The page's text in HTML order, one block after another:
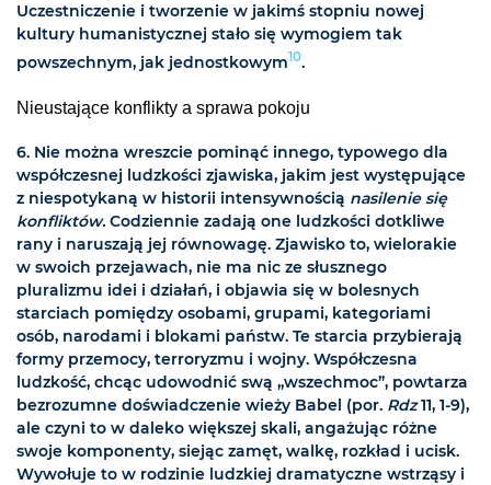
Uczestniczenie i tworzenie w jakimś stopniu nowej
kultury humanistycznej stało się wymogiem tak
powszechnym, jak jednostkowym10.
Nieustające konflikty a sprawa pokoju
6. Nie można wreszcie pominąć innego, typowego dla
współczesnej ludzkości zjawiska, jakim jest występujące
z niespotykaną w historii intensywnością nasilenie się
konfliktów.Codziennie zadają one ludzkości dotkliwe
rany i naruszają jej równowagę. Zjawisko to, wielorakie
w swoich przejawach, nie ma nic ze słusznego
pluralizmu idei i działań, i objawia się w bolesnych
starciach pomiędzy osobami, grupami, kategoriami
osób, narodami i blokami państw. Te starcia przybierają
formy przemocy, terroryzmu i wojny. Współczesna
ludzkość, chcąc udowodnić swą „wszechmoc”, powtarza
bezrozumne doświadczenie wieży Babel (por. Rdz11, 1-9),
ale czyni to w daleko większej skali, angażując różne
swoje komponenty, siejąc zamęt, walkę, rozkład i ucisk.
Wywołuje to w rodzinie ludzkiej dramatyczne wstrząsy i